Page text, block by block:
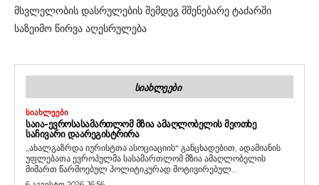
მსვლელობის დასრულების შემდეგ მშენებარე ტაძარში
საზეიმო წირვა აღესრულება
ᲡᲘᲐᲮᲚᲔᲔᲑᲘ
ᲡᲘᲐᲮᲚᲔᲔᲑᲘ
ᲡᲐᲘᲐ-ᲔᲕᲠᲝᲡᲐᲡᲐᲛᲐᲠᲗᲚᲝᲛ ᲛᲖᲘᲐ ᲐᲛᲐᲦᲚᲝᲑᲔᲚᲘᲡ ᲛᲔᲝᲗᲮᲔ
ᲡᲐᲩᲘᲕᲐᲠᲘ ᲓᲐᲐᲠᲔᲒᲘᲡᲢᲠᲘᲠᲐ
„ახალგაზრდა იურისტთა ასოციაციის“ განცხადებით, ადამიანის
უფლებათა ევროპულმა სასამართლომ მზია ამაღლობელის
მიმართ წარმოებულ პოლიტიკურად მოტივირებულ...